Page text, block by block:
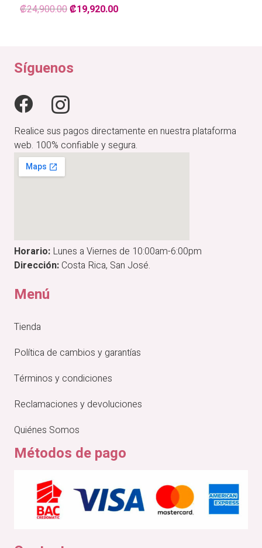
₡24,900.00El
₡24,900.00.
₡19,920.00El
Síguenos
Realice sus pagos directamente en nuestra plataforma
web. 100% confiable y segura.
Horario: Lunes a Viernes de 10:00am-6:00pm
Dirección:Costa Rica, San José.
Menú
Tienda
Política de cambios y garantías
Términos y condiciones
Reclamaciones y devoluciones
Quiénes Somos
Métodos de pago